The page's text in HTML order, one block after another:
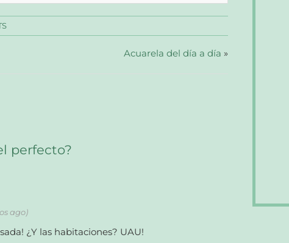
Acuarela del día a día »
perfecto?
ago)
¿Y las habitaciones? UAU!